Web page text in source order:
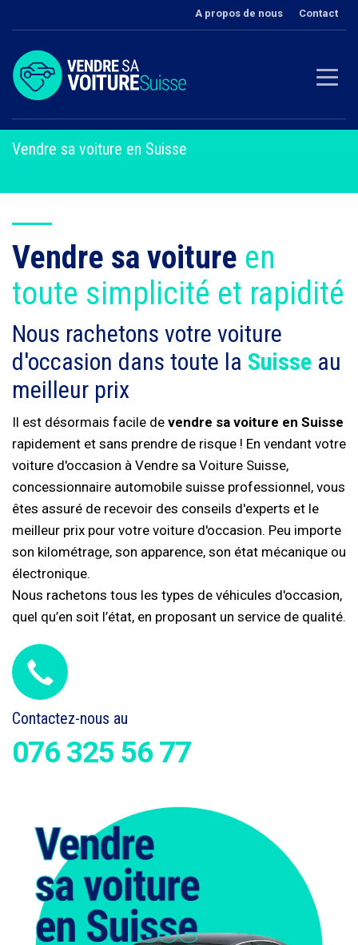
A propos de nous Contact
Vendre sa voiture en Suisse
Vendre sa voiture en
toute simplicité et rapidité
Nous rachetons votre voiture
d'occasion dans toute la Suisse au
meilleur prix
Il est désormais facile de vendre sa voiture en Suisse
rapidement et sans prendre de risque ! En vendant votre
voiture d'occasion à Vendre sa Voiture Suisse,
concessionnaire automobile suisse professionnel, vous
êtes assuré de recevoir des conseils d'experts et le
meilleur prix pour votre voiture d'occasion. Peu importe
son kilométrage, son apparence, son état mécanique ou
électronique.
Nous rachetons tous les types de véhicules d'occasion,
quel qu’en soit l’état, en proposant un service de qualité.
Contactez-nous au
076 325 56 77